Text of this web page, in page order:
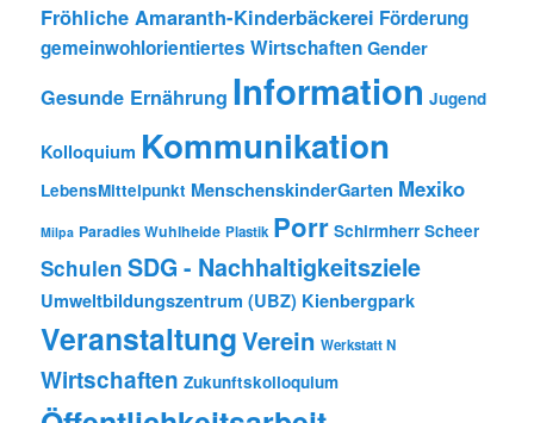
Fröhliche Amaranth-Kinderbäckerei Förderung
gemeinwohlorientiertes Wirtschaften Gender
Gesunde Ernährung Information Jugend
Kolloquium Kommunikation
LebensMittelpunkt MenschenskinderGarten Mexiko
Milpa Paradies Wuhlheide Plastik Porr Schirmherr Scheer
Schulen SDG - Nachhaltigkeitsziele
Umweltbildungszentrum (UBZ) Kienbergpark
VeranstaltungVerein Werkstatt N
Wirtschaften Zukunftskolloquium